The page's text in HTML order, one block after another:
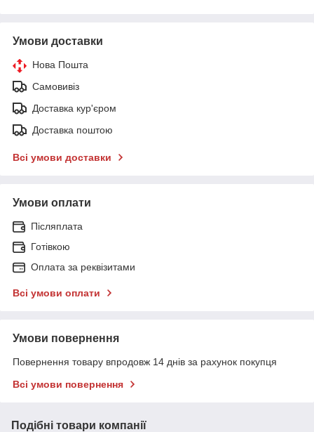
Умови доставки
Нова Пошта
Самовивіз
Доставка кур'єром
Доставка поштою
Всі умови доставки
Умови оплати
Післяплата
Готівкою
Оплата за реквізитами
Всі умови оплати
Умови повернення
Повернення товару впродовж 14 днів за рахунок покупця
Всі умови повернення
Подібні товари компанії